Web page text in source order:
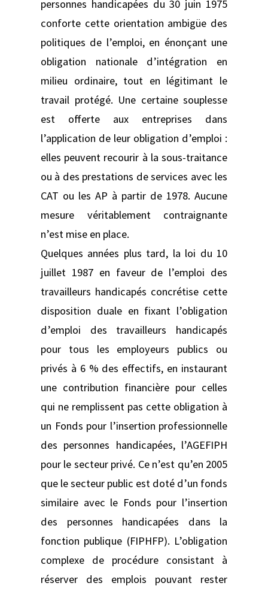
personnes handicapées du 30 juin 1975
conforte cette orientation ambigüe des
politiques de l’emploi, en énonçant une
obligation nationale d’intégration en
milieu ordinaire, tout en légitimant le
travail protégé. Une certaine souplesse
est offerte aux entreprises dans
l’application de leur obligation d’emploi :
elles peuvent recourir à la sous-traitance
ou à des prestations de services avec les
CAT ou les AP à partir de 1978. Aucune
mesure véritablement contraignante
n’est mise en place.
Quelques années plus tard, la loi du 10
juillet 1987 en faveur de l’emploi des
travailleurs handicapés concrétise cette
disposition duale en fixant l’obligation
d’emploi des travailleurs handicapés
pour tous les employeurs publics ou
privés à 6 % des effectifs, en instaurant
une contribution financière pour celles
qui ne remplissent pas cette obligation à
un Fonds pour l’insertion professionnelle
des personnes handicapées, l’AGEFIPH
pour le secteur privé. Ce n’est qu’en 2005
que le secteur public est doté d’un fonds
similaire avec le Fonds pour l’insertion
des personnes handicapées dans la
fonction publique (FIPHFP). L’obligation
complexe de procédure consistant à
réserver des emplois pouvant rester